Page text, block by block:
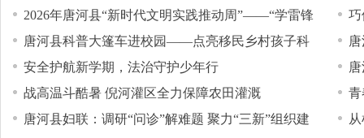
2026年唐河县“新时代文明实践推动周”——​“学雷锋
我行动”文明实践活动
唐河县科普大篷车进校园——点亮移民乡村孩子科
技梦
安全护航新学期，法治守护少年行
战高温斗酷暑 倪河灌区全力保障农田灌溉
唐河县妇联：调研“问诊”解难题 聚力“三新”组织建
巧
发
法